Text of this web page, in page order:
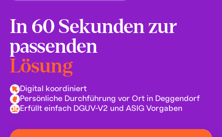
In 60 Sekunden zur
passenden
Lösung
Digital koordiniert
Persönliche Durchführung vor Ort in Deggendorf
Erfüllt einfach DGUV-V2 und ASIG Vorgaben